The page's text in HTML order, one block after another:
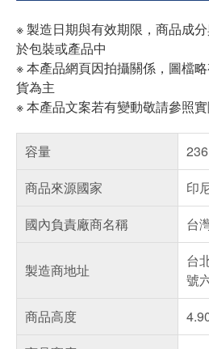
※ 製造日期與有效期限，商品成
於包裝或產品中
※ 本產品網頁因拍攝關係，圖檔
貨為主
※ 本產品文案若有變動敬請參照
容量
商品來源國家
印
國內負責廠商名稱
台
製造商地址
台
號
商品高度